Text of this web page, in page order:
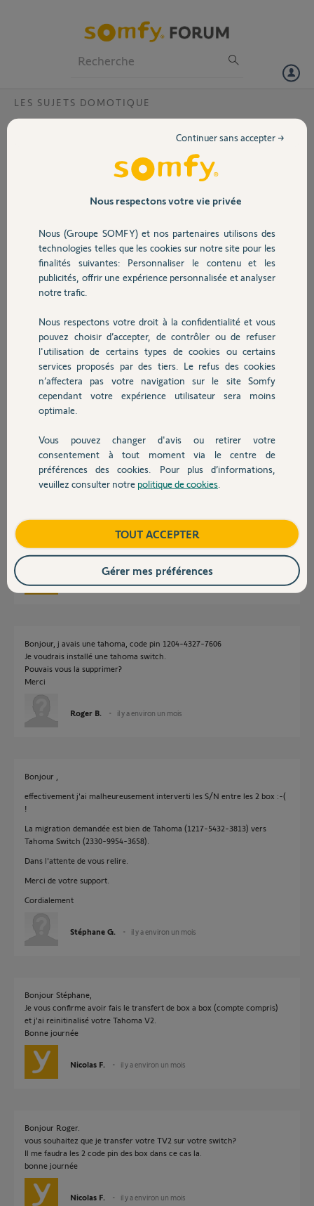
Volet
Sécurité
Domotique
Chauffage
Autres produits
Devis avec un pro
Contact
LES SUJETS DOMOTIQUE
Migration installation box Tahoma vers
Je souhaiterais transférer l'installation de mes équipements de ma
box actuelle Tahoma v2 (pin : 2330-9954-3658) vers ma nouvelle box
cette opération ?
Dans un 2ème temps, une fois l'opération réalisée supprimer
l'équipement Tahoma v2 de mon compte Somfy ?
Merci par avance.
Cordialement
Stéphane G.
il y a environ 2 mois
Participer au fil de discussion
Réponses
Stephane,
Vers la tahoma switch :2330-9954-3658?
car je crois que vous vous etes trompez dans votre explication.
bonne journée
il y a environ un mois
Bonjour, j avais une tahoma, code pin 1204-4327-7606
Je voudrais installé une tahoma switch.
Pouvais vous la supprimer?
Merci
Roger B. il y a environ un mois
Bonjour ,
effectivement j'ai malheureusement interverti les S/N entre les 2 box :-(
!
La migration demandée est bien de Tahoma (1217-5432-3813) vers
Tahoma Switch (2330-9954-3658).
Dans l'attente de vous relire.
Merci de votre support.
Cordialement
Stéphane G. il y a environ un mois
Bonjour Stéphane,
Je vous confirme avoir fais le transfert de box a box (compte compris)
et j'ai reinitinalisé votre Tahoma V2.
Bonne journée
Nicolas F. il y a environ un mois
Bonjour Roger.
vous souhaitez que je transfer votre TV2 sur votre switch?
Il me faudra les 2 code pin des box dans ce cas la.
bonne journée
Nicolas F. il y a environ un mois
Nous respectons votre vie privée
Nous (Groupe SOMFY) et nos partenaires utilisons des
technologies telles que les cookies sur notre site pour les
finalités suivantes: Personnaliser le contenu et les
publicités, offrir une expérience personnalisée et analyser
notre trafic.
Nous respectons votre droit à la confidentialité et vous
pouvez choisir d’accepter, de contrôler ou de refuser
l'utilisation de certains types de cookies ou certains
services proposés par des tiers. Le refus des cookies
n’affectera pas votre navigation sur le site Somfy
cependant votre expérience utilisateur sera moins
optimale.
Vous pouvez changer d'avis ou retirer votre
consentement à tout moment via le centre de
préférences des cookies. Pour plus d’informations,
veuillez consulter notre politique de cookies
Continuer sans accepter →
TOUT ACCEPTER
Gérer mes préférences